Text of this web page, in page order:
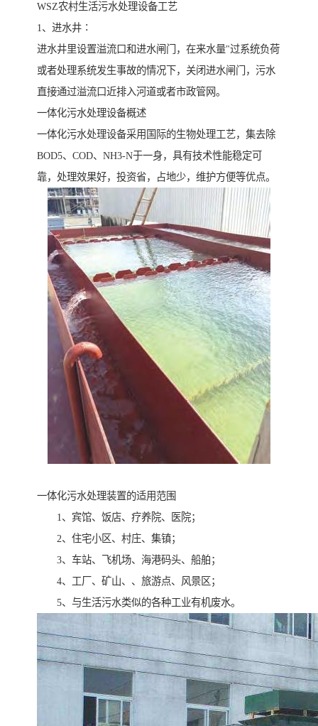
WSZ农村生活污水处理设备工艺
1、进水井∶
进水井里设置溢流口和进水闸门，在来水量"过系统负荷
或者处理系统发生事故的情况下，关闭进水闸门，污水
直接通过溢流口近排入河道或者市政管网。
一体化污水处理设备概述
一体化污水处理设备采用国际的生物处理工艺，集去除
BOD5、COD、NH3-N于一身，具有技术性能稳定可
靠，处理效果好，投资省，占地少，维护方便等优点。
一体化污水处理装置的适用范围
1、宾馆、饭店、疗养院、医院；
2、住宅小区、村庄、集镇；
3、车站、飞机场、海港码头、船舶；
4、工厂、矿山、、旅游点、风景区；
5、与生活污水类似的各种工业有机废水。